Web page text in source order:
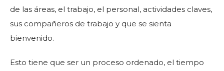
de las áreas, el trabajo, el personal, actividades claves,
sus compañeros de trabajo y que se sienta
bienvenido.
Esto tiene que ser un proceso ordenado, el tiempo